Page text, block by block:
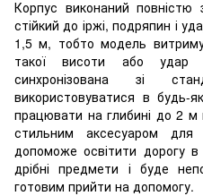
Корпус виконаний повністю
стійкий до іржі, подряпин і
1,5 м, тобто модель
такої висоти або
синхронізована зі
використовуватися в будь-
працювати на глибині до 2
стильним аксесуаром
допоможе освітити дорогу
дрібні предмети і буде
готовим прийти на допомогу.